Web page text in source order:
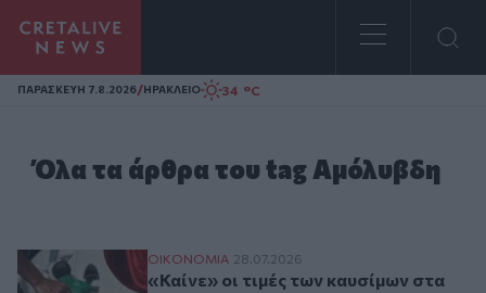
Homepage
ΠΑΡΑΣΚΕΥΗ 7.8.2026/ΗΡΑΚΛΕΙΟ 34 °C
Όλα τα άρθρα του tag Αμόλυβδη
«Καίνε» οι τιμές των καυσίμων στα
ΟΙΚΟΝΟΜΙΑ 28.07.2026
«Καίνε» οι τιμές των καυσίμων στα